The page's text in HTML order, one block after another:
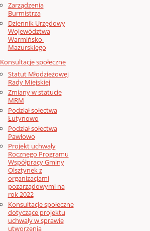
Zarządzenia
Burmistrza
Dziennik Urzędowy
Województwa
Warmińsko-
Mazurskiego
Konsultacje społeczne
Statut Młodzieżowej
Rady Miejskiej
Zmiany w statucie
MRM
Podział sołectwa
Łutynowo
Podział sołectwa
Pawłowo
Projekt uchwały
Rocznego Programu
Współpracy Gminy
Olsztynek z
organizacjami
pozarządowymi na
rok 2022
Konsultacje społeczne
dotyczące projektu
uchwały w sprawie
utworzenia